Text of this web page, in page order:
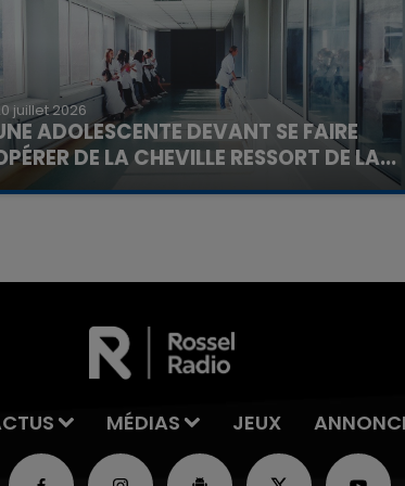
juillet 2026
ADOLESCENTE DEVANT SE FAIRE
DE LA CHEVILLE RESSORT DE LA...
famille a porté plainte contre la clinique qui a
MÉDIAS JEUX